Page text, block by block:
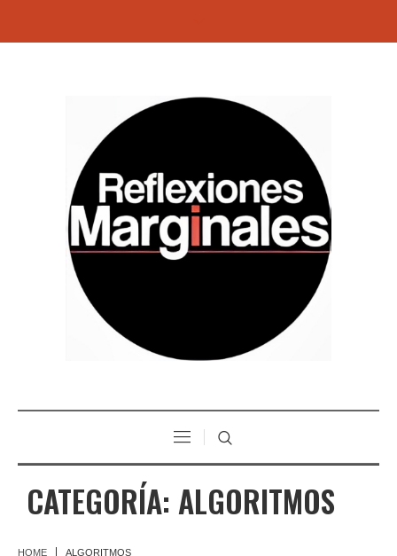
CATEGORÍA: ALGORITMOS
HOME ALGORITMOS